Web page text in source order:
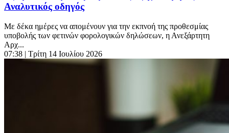
Αναλυτικός οδηγός
Με δέκα ημέρες να απομένουν για την εκπνοή της προθεσμίας
υποβολής των φετινών φορολογικών δηλώσεων, η Ανεξάρτητη
Αρχ...
07:38 | Τρίτη 14 Ιουλίου 2026